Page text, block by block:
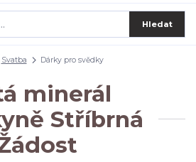
Hledat
Svatba Dárky pro svědky
minerál
Stříbrná